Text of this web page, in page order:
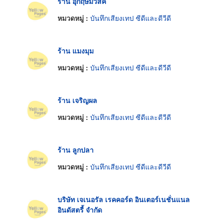
หมวดหมู่ : บันทึกเสียงเทป ซีดีและดีวีดี
ร้าน แมงมุม
หมวดหมู่ : บันทึกเสียงเทป ซีดีและดีวีดี
ร้าน เจริญผล
หมวดหมู่ : บันทึกเสียงเทป ซีดีและดีวีดี
ร้าน ลูกปลา
หมวดหมู่ : บันทึกเสียงเทป ซีดีและดีวีดี
บริษัท เจเนอรัล เรคคอร์ด อินเตอร์เนชั่นแนล
อินดัสตรี้ จำกัด